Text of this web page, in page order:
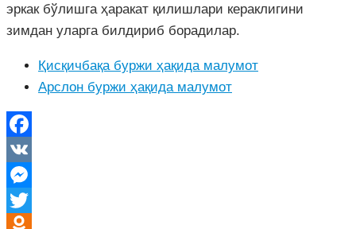
эркак бўлишга ҳаракат қилишлари кераклигини
зимдан уларга билдириб борадилар.
Қисқичбақа буржи ҳақида малумот
Арслон буржи ҳақида малумот
Facebook
VK
Messenger
Twitter